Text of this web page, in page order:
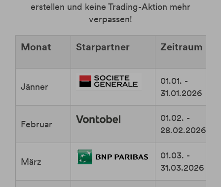
erstellen und keine Trading-Aktion mehr
verpassen!
Monat Starpartner Zeitraum
Jänner
01.01. -
31.01.2026
Februar
01.02. -
28.02.2026
März
01.03. -
31.03.2026